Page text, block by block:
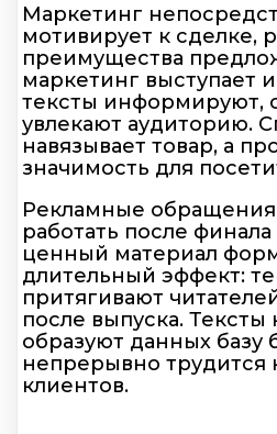
Маркетинг
мотивирует к сделке,
преимущества
маркетинг выступает
тексты информируют,
увлекают аудиторию.
навязывает товар, а
значимость для
Рекламные
работать после финала
ценный материал
длительный эффект:
притягивают
после выпуска. Тексты
образуют данных базу
непрерывно трудится
клиентов.